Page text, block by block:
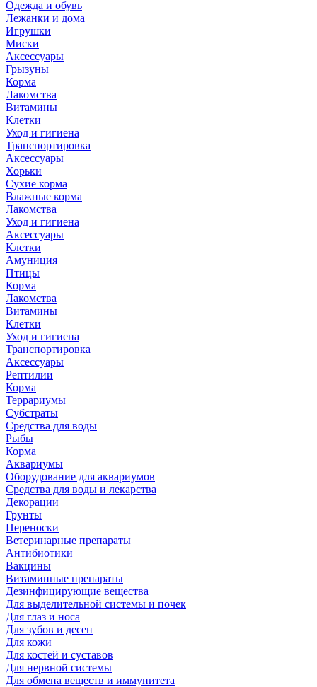
Одежда и обувь
Лежанки и дома
Игрушки
Миски
Аксессуары
Грызуны
Корма
Лакомства
Витамины
Клетки
Уход и гигиена
Транспортировка
Аксессуары
Хорьки
Сухие корма
Влажные корма
Лакомства
Уход и гигиена
Аксессуары
Клетки
Амуниция
Птицы
Корма
Лакомства
Витамины
Клетки
Уход и гигиена
Транспортировка
Аксессуары
Рептилии
Корма
Террариумы
Субстраты
Средства для воды
Рыбы
Корма
Аквариумы
Оборудование для аквариумов
Средства для воды и лекарства
Декорации
Грунты
Переноски
Ветеринарные препараты
Антибиотики
Вакцины
Витаминные препараты
Дезинфицирующие вещества
Для выделительной системы и почек
Для глаз и носа
Для зубов и десен
Для кожи
Для костей и суставов
Для нервной системы
Для обмена веществ и иммунитета